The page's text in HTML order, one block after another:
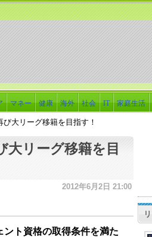
マネー 健康 海外 社会 IT 家庭生活
大リーグ移籍を目指す！
大リーグ移籍を目
2012年6月2日 21:00
ト資格の取得条件を満た